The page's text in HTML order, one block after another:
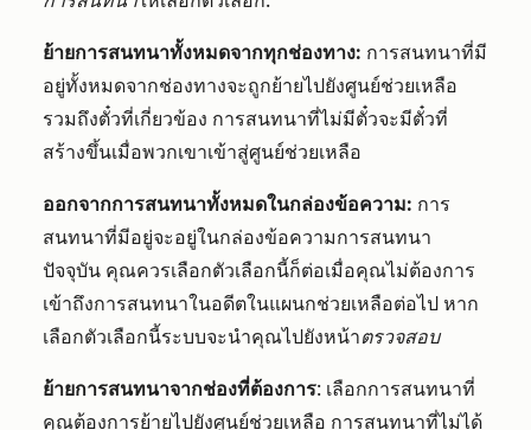
ย้ายการสนทนาทั้งหมดจากทุกช่องทาง: การสนทนาที่มี
อยู่ทั้งหมดจากช่องทางจะถูกย้ายไปยังศูนย์ช่วยเหลือ
รวมถึงตั๋วที่เกี่ยวข้อง การสนทนาที่ไม่มีตั๋วจะมีตั๋วที่
สร้างขึ้นเมื่อพวกเขาเข้าสู่ศูนย์ช่วยเหลือ
ออกจากการสนทนาทั้งหมดในกล่องข้อความ: การ
สนทนาที่มีอยู่จะอยู่ในกล่องข้อความการสนทนา
ปัจจุบัน คุณควรเลือกตัวเลือกนี้ก็ต่อเมื่อคุณไม่ต้องการ
เข้าถึงการสนทนาในอดีตในแผนกช่วยเหลือต่อไป หาก
เลือกตัวเลือกนี้ระบบจะนำคุณไปยังหน้าตรวจสอบ
ย้ายการสนทนาจากช่องที่ต้องการ: เลือกการสนทนาที่
คุณต้องการย้ายไปยังศูนย์ช่วยเหลือ การสนทนาที่ไม่ได้